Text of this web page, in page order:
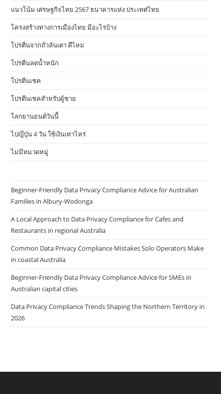
แนวโน้ม เศรษฐกิจไทย 2567 ธนาคารแห่ง ประเทศไทย
โครงสร้างทางการเมืองไทย มีอะไรบ้าง
โปรตีนจากถั่วลันเตา ดีไหม
โปรตีนลดน้ำหนัก
โปรตีนเชค
โปรตีนเชคสำหรับผู้ชาย
โลกยานยนต์วันนี้
ไปญี่ปุ่น 4 วัน ใช้เงินเท่าไหร่
ไม่มีหมวดหมู่
Beginner-Friendly Data Privacy Compliance Advice for Australian
Families in Albury-Wodonga
A Local Approach to Data Privacy Compliance for Cafes and
Restaurants in regional Australia
Common Data Privacy Compliance Mistakes Solo Operators Make
in coastal Australia
Beginner-Friendly Data Privacy Compliance Advice for SMEs in
Australian capital cities
Data Privacy Compliance Trends Shaping the Northern Territory in
2026